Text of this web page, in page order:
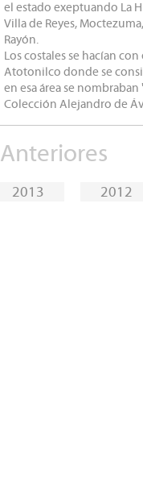
el estado exeptuando La
Villa de Reyes,
Rayón.
Los costales se hacían
Atotonilco donde se
en esa área se
Colección Alejandro de
Anteriores
2013 2012